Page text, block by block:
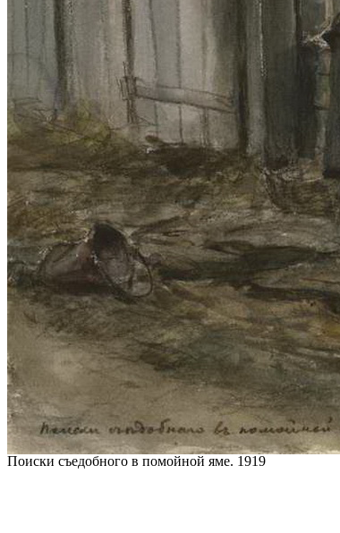
Поиски съедобного в помойной яме. 1919